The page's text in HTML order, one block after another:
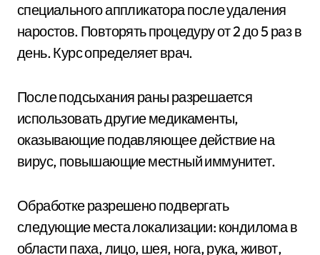
специального аппликатора после удаления
наростов. Повторять процедуру от 2 до 5 раз в
день. Курс определяет врач.
После подсыхания раны разрешается
использовать другие медикаменты,
оказывающие подавляющее действие на
вирус, повышающие местный иммунитет.
Обработке разрешено подвергать
следующие места локализации: кондилома в
области паха, лицо, шея, нога, рука, живот,